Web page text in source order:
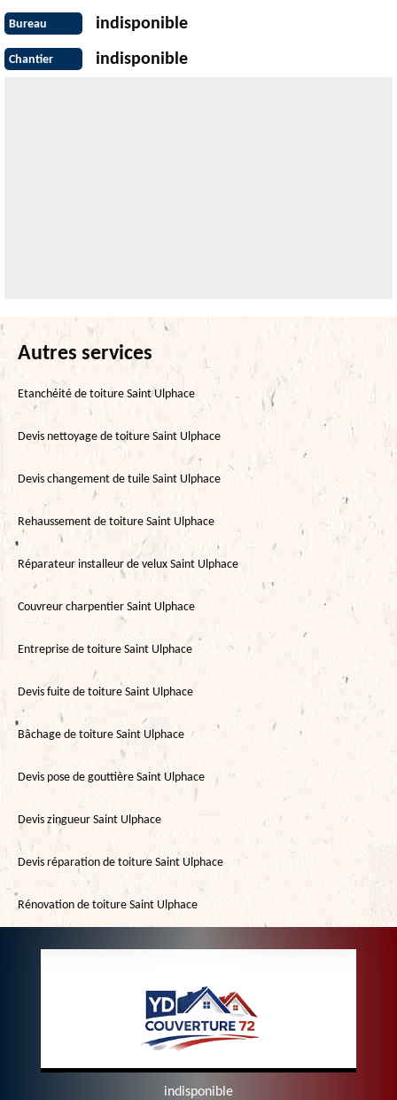
Bureau indisponible
Chantier indisponible
Autres services
Etanchéité de toiture Saint Ulphace
Devis nettoyage de toiture Saint Ulphace
Devis changement de tuile Saint Ulphace
Rehaussement de toiture Saint Ulphace
Réparateur installeur de velux Saint Ulphace
Couvreur charpentier Saint Ulphace
Entreprise de toiture Saint Ulphace
Devis fuite de toiture Saint Ulphace
Bâchage de toiture Saint Ulphace
Devis pose de gouttière Saint Ulphace
Devis zingueur Saint Ulphace
Devis réparation de toiture Saint Ulphace
Rénovation de toiture Saint Ulphace
indisponible